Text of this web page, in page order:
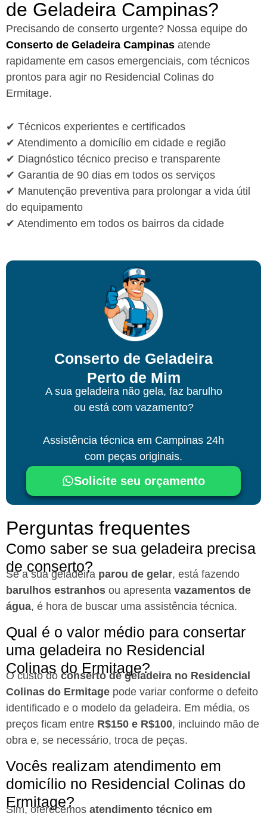
de Geladeira Campinas?​
Precisando de conserto urgente? Nossa equipe do
Conserto de Geladeira Campinas atende
rapidamente em casos emergenciais, com técnicos
prontos para agir no Residencial Colinas do
Ermitage.
✔ Técnicos experientes e certificados
✔ Atendimento a domicílio em cidade e região
✔ Diagnóstico técnico preciso e transparente
✔ Garantia de 90 dias em todos os serviços
✔ Manutenção preventiva para prolongar a vida útil
do equipamento
✔ Atendimento em todos os bairros da cidade
Conserto de Geladeira
Perto de Mim
A sua geladeira não gela, faz barulho
ou está com vazamento?
Assistência técnica em Campinas 24h
com peças originais.
Solicite seu orçamento
Perguntas frequentes
Como saber se sua geladeira precisa
de conserto?
Se a sua geladeira parou de gelar, está fazendo
barulhos estranhos ou apresenta vazamentos de
água, é hora de buscar uma assistência técnica.
Qual é o valor médio para consertar
uma geladeira no Residencial
Colinas do Ermitage?
O custo do conserto de geladeira no Residencial
Colinas do Ermitage pode variar conforme o defeito
identificado e o modelo da geladeira. Em média, os
preços ficam entre R$150 e R$100, incluindo mão de
obra e, se necessário, troca de peças.
Vocês realizam atendimento em
domicílio no Residencial Colinas do
Ermitage?
Sim, oferecemos atendimento técnico em